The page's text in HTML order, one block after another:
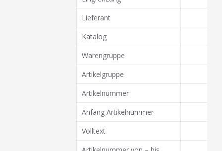
Lieferant
Katalog
Warengruppe
Artikelgruppe
Artikelnummer
Anfang Artikelnummer
Volltext